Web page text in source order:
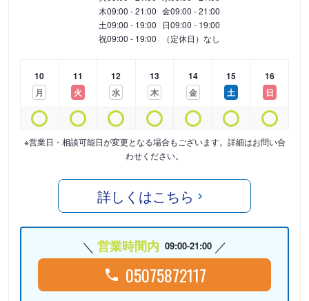
木09:00 - 21:00 金09:00 - 21:00
土09:00 - 19:00 日09:00 - 19:00
祝09:00 - 19:00 （定休日）なし
10
月
11
火
12
水
13
木
14
金
15
土
16
日
※営業日・相談可能日が変更となる場合もございます。詳細はお問い合
わせください。
詳しくはこちら
営業時間内 09:00-21:00
05075872117